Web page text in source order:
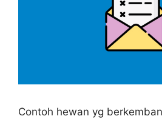
Contoh hewan yg